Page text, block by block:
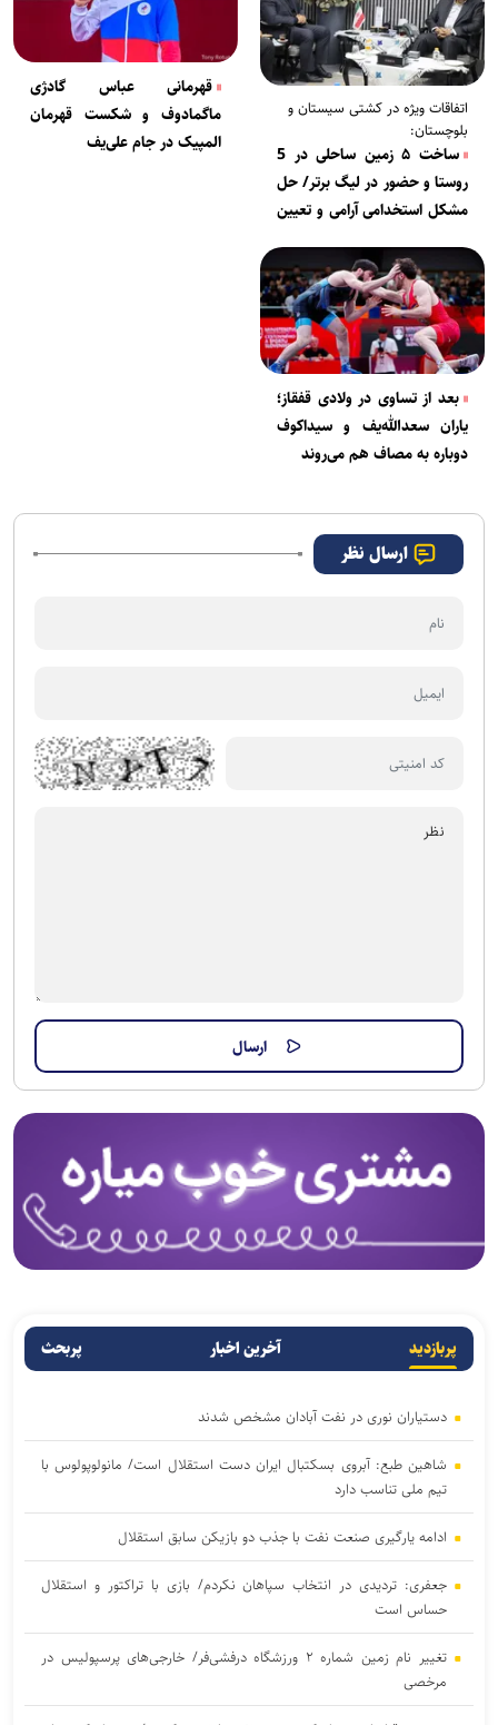
اتفاقات ویژه در کشتی سیستان و
بلوچستان:
ساخت ۵ زمین ساحلی در 5
روستا و حضور در لیگ برتر/ حل
مشکل استخدامی آرامی و تعیین
قهرمانی عباس گادژی
ماگمادوف و شکست قهرمان
المپیک در جام علی‌یف
بعد از تساوی در ولادی قفقاز؛
یاران سعدالله‌یف و سیداکوف
دوباره به مصاف هم می‌روند
ارسال نظر
پربازدید آخرین اخبار پربحث
دستیاران نوری در نفت آبادان مشخص شدند
شاهین طبع: آبروی بسکتبال ایران دست استقلال است/ مانولوپولوس با
تیم ملی تناسب دارد
ادامه یارگیری صنعت نفت با جذب دو بازیکن سابق استقلال
جعفری: تردیدی در انتخاب سپاهان نکردم/ بازی با تراکتور و استقلال
حساس است
تغییر نام زمین شماره ۲ ورزشگاه درفشی‌فر/ خارجی‌های پرسپولیس در
مرخصی